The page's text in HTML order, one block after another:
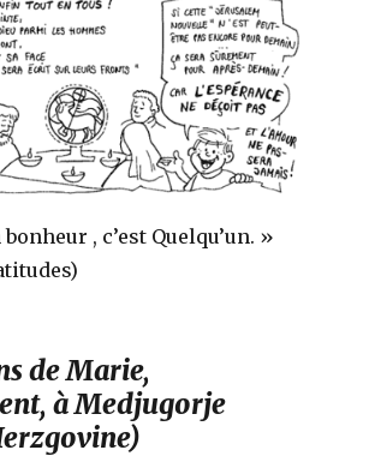
, c’est Quelqu’un. »
de Marie,
à Medjugorje